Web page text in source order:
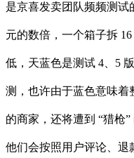
是京喜发卖团队频频测试
元的数倍，一个箱子拆
低，天蓝色是测试 4、5
测，也许由于蓝色意味着
的商家，还将遭到 “猎枪
他们会按照用户评论、退